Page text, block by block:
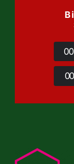
00
00